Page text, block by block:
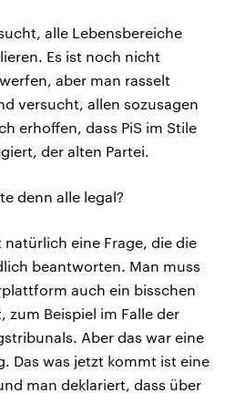
alle Lebensbereiche
Es ist noch nicht
aber man rasselt
versucht, allen sozusagen
erhoffen, dass PiS im Stile
der alten Partei.
denn alle legal?
natürlich eine Frage, die die
beantworten. Man muss
auch ein bisschen
zum Beispiel im Falle der
Aber das war eine
Das was jetzt kommt ist eine
man deklariert, dass über